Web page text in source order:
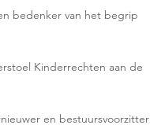
bedenker van het begrip
Kinderrechten aan de
en bestuursvoorzitter